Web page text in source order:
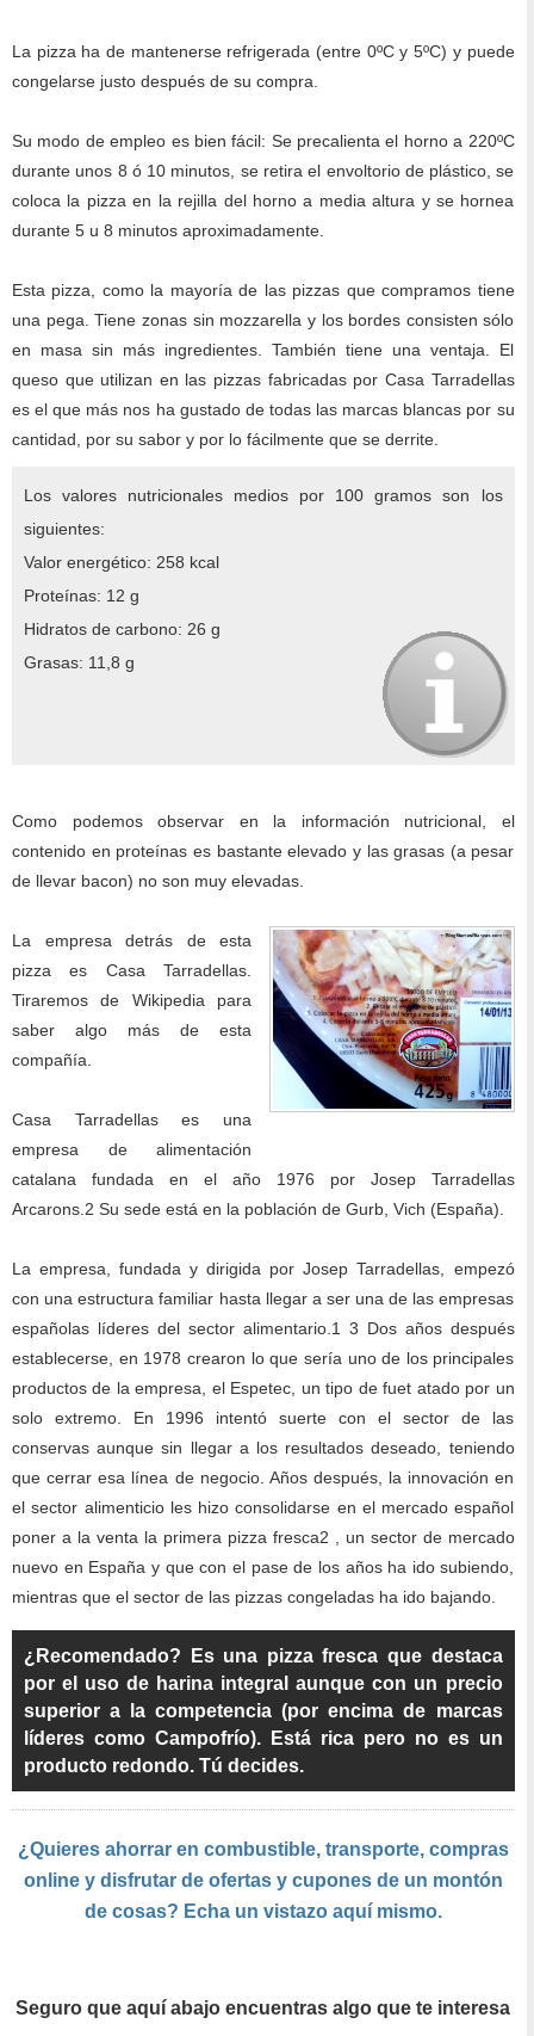
La pizza ha de mantenerse refrigerada (entre 0ºC y 5ºC) y puede
congelarse justo después de su compra.
Su modo de empleo es bien fácil: Se precalienta el horno a 220ºC
durante unos 8 ó 10 minutos, se retira el envoltorio de plástico, se
coloca la pizza en la rejilla del horno a media altura y se hornea
durante 5 u 8 minutos aproximadamente.
Esta pizza, como la mayoría de las pizzas que compramos tiene
una pega. Tiene zonas sin mozzarella y los bordes consisten sólo
en masa sin más ingredientes. También tiene una ventaja. El
queso que utilizan en las pizzas fabricadas por Casa Tarradellas
es el que más nos ha gustado de todas las marcas blancas por su
cantidad, por su sabor y por lo fácilmente que se derrite.
Los valores nutricionales medios por 100 gramos son los
siguientes:
Valor energético: 258 kcal
Proteínas: 12 g
Hidratos de carbono: 26 g
Grasas: 11,8 g
Como podemos observar en la información nutricional, el
contenido en proteínas es bastante elevado y las grasas (a pesar
de llevar bacon) no son muy elevadas.
La empresa detrás de esta
pizza es Casa Tarradellas.
Tiraremos de Wikipedia para
saber algo más de esta
compañía.
Casa Tarradellas es una
empresa de alimentación
catalana fundada en el año 1976 por Josep Tarradellas
Arcarons.2 Su sede está en la población de Gurb, Vich (España).
La empresa, fundada y dirigida por Josep Tarradellas, empezó
con una estructura familiar hasta llegar a ser una de las empresas
españolas líderes del sector alimentario.1 3 Dos años después
establecerse, en 1978 crearon lo que sería uno de los principales
productos de la empresa, el Espetec, un tipo de fuet atado por un
solo extremo. En 1996 intentó suerte con el sector de las
conservas aunque sin llegar a los resultados deseado, teniendo
que cerrar esa línea de negocio. Años después, la innovación en
el sector alimenticio les hizo consolidarse en el mercado español
poner a la venta la primera pizza fresca2 , un sector de mercado
nuevo en España y que con el pase de los años ha ido subiendo,
mientras que el sector de las pizzas congeladas ha ido bajando.
¿Recomendado? Es una pizza fresca que destaca
por el uso de harina integral aunque con un precio
superior a la competencia (por encima de marcas
líderes como Campofrío). Está rica pero no es un
producto redondo. Tú decides.
¿Quieres ahorrar en combustible, transporte, compras
online y disfrutar de ofertas y cupones de un montón
de cosas? Echa un vistazo aquí mismo.
Seguro que aquí abajo encuentras algo que te interesa